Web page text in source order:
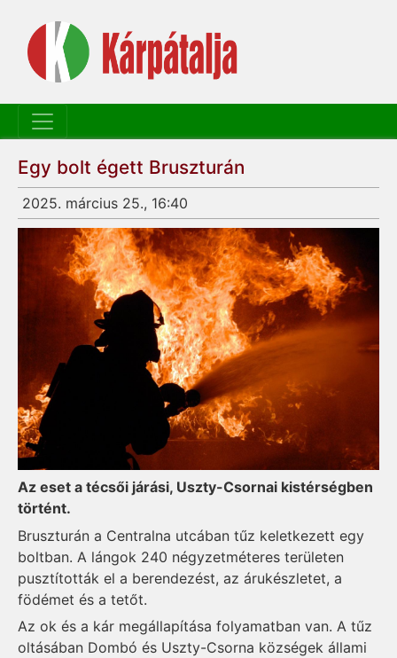
Egy bolt égett Bruszturán
2025. március 25., 16:40
Az eset a técsői járási, Uszty-Csornai kistérségben
történt.
Bruszturán a Centralna utcában tűz keletkezett egy
boltban. A lángok 240 négyzetméteres területen
pusztították el a berendezést, az árukészletet, a
födémet és a tetőt.
Az ok és a kár megállapítása folyamatban van. A tűz
oltásában Dombó és Uszty-Csorna községek állami